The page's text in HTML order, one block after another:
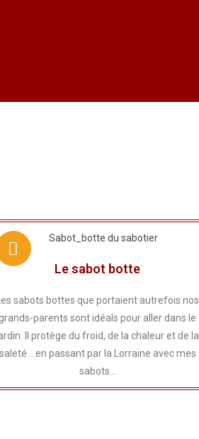
Le sabot botte
sabots bottes que portaient autrefois nos
parents sont idéals pour aller dans le
Il protège du froid, de la chaleur et de la
...en passant par la Lorraine avec mes
sabots...